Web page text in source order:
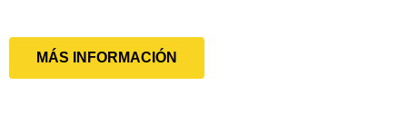
MÁS INFORMACIÓN